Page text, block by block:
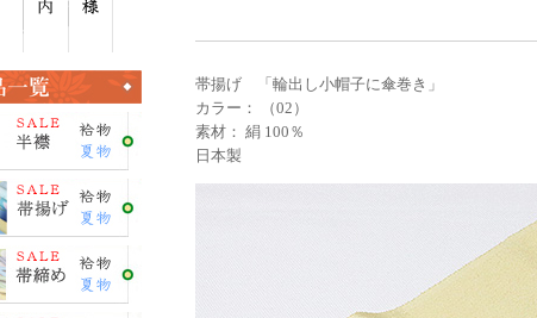
帯揚げ 「輪出し小帽子に傘巻き」
カラー： （02）
素材： 絹 100％
日本製